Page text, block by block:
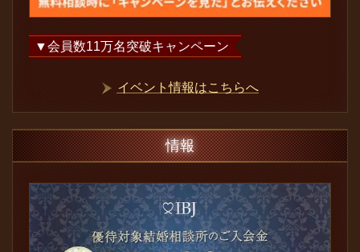
▼会員数11万名突破キャンペーン
イベント情報はこちらへ
情報